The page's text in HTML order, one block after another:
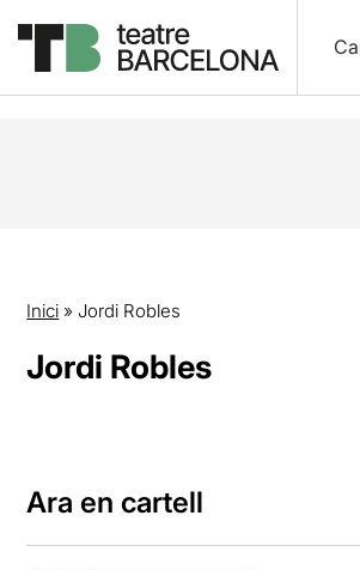
Inici » Jordi Robles
Jordi Robles
Ara en cartell